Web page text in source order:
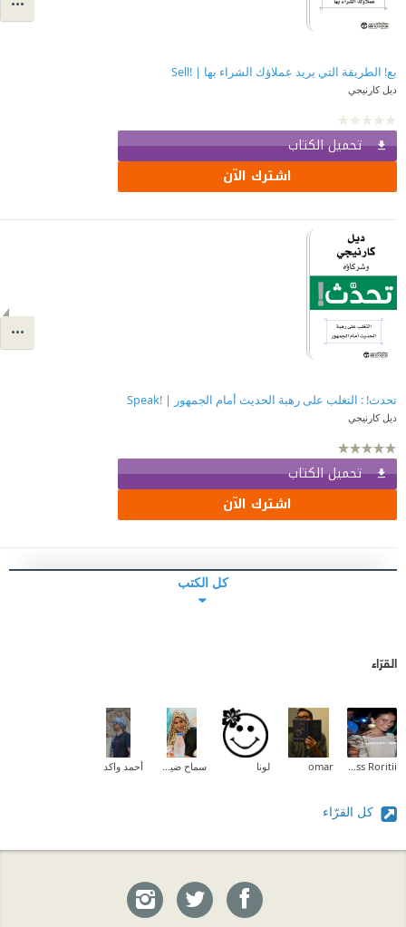
بع! الطريقة التي يريد عملاؤك الشراء بها | ‎Sell!‎
ديل كارنيجي
تحميل الكتاب
اشترك الآن
تحدث! : التغلب على رهبة الحديث أمام الجمهور | ‎Speak!‎
ديل كارنيجي
تحميل الكتاب
اشترك الآن
كل الكتب
القرّاء
Princess Roritii
omar لونا سماح ضيف الله المزين أحمد واكد
كل القرّاء